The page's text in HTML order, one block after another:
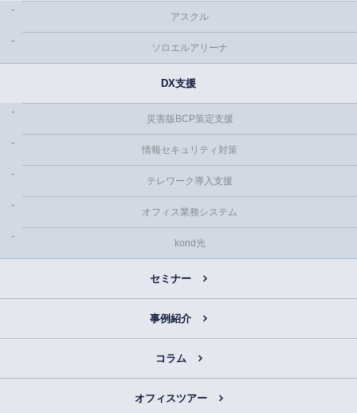
アスクル
ソロエルアリーナ
DX支援
災害版BCP策定支援
情報セキュリティ対策
テレワーク導入支援
オフィス業務システム
kond光
セミナー
事例紹介
コラム
オフィスツアー